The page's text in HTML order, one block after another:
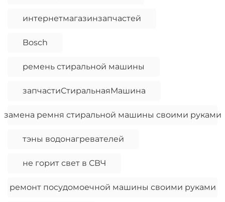
интернетмагазинзапчастей
Bosch
ремень стиральной машины
запчастиСтиральнаяМашина
замена ремня стиральной машины своими руками
тэны водонагревателей
не горит свет в СВЧ
ремонт посудомоечной машины своими руками